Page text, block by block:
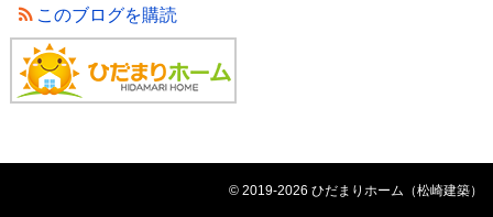
このブログを購読
© 2019-2026 ひだまりホーム（松崎建築）